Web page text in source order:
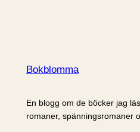
Bokblomma
En blogg om de böcker jag
romaner, spänningsromaner